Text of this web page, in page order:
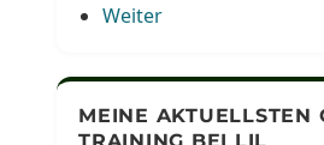
Weiter
MEINE AKTUELLSTEN
TRAINING BEI LIL